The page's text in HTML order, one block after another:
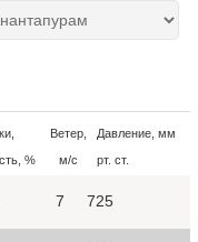
%
Ветер,
м/с
Давление, мм
рт. ст.
7 725